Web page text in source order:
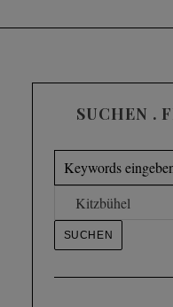
SUCHEN .